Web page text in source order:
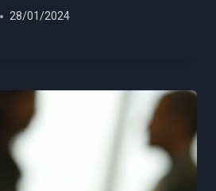
28/01/2024